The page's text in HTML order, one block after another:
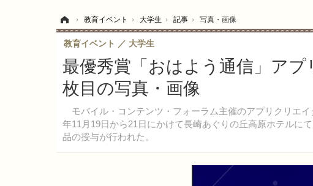
› 教育イベント › 大学生 › 記事 › 写真・画像
最優秀賞「おはよう通信」ア
枚目の写真・画像
モバイル・コンテンツ・フォーラム主催のアプリクリエ
年11月19日から21日にかけて長崎あぐりの丘高原ホテルに
品の授与が行われた。
教育イベント 大学生